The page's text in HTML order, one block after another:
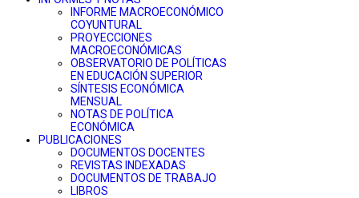
INFORME MACROECONÓMICO
COYUNTURAL
PROYECCIONES
MACROECONÓMICAS
OBSERVATORIO DE POLÍTICAS
EN EDUCACIÓN SUPERIOR
SÍNTESIS ECONÓMICA
MENSUAL
NOTAS DE POLÍTICA
ECONÓMICA
PUBLICACIONES
DOCUMENTOS DOCENTES
REVISTAS INDEXADAS
DOCUMENTOS DE TRABAJO
LIBROS